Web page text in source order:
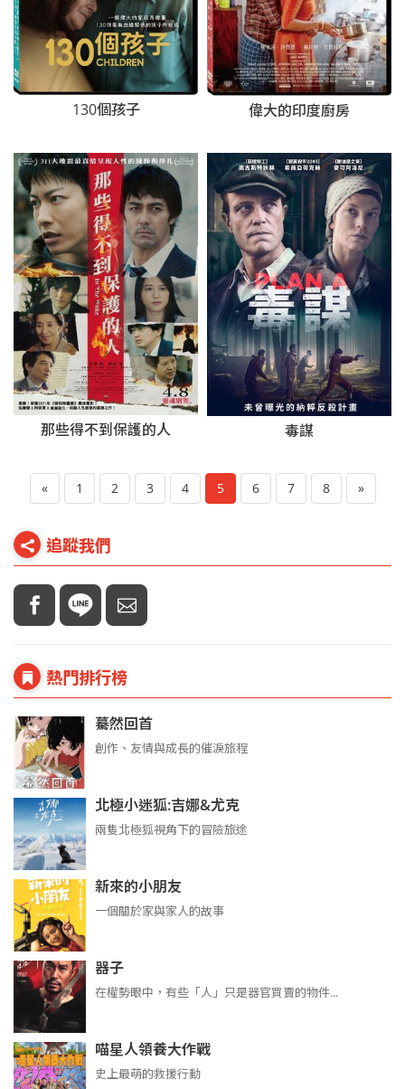
130個孩子 偉大的印度廚房
那些得不到保護的人 毒謀
« 1 2 3 4 5 6 7 8 »
追蹤我們
熱門排行榜
驀然回首
創作、友情與成長的催淚旅程
北極小迷狐:吉娜&尤克
兩隻北極狐視角下的冒險旅途
新來的小朋友
一個關於家與家人的故事
器子
在權勢眼中，有些「人」只是器官買賣的物件...
喵星人領養大作戰
史上最萌的救援行動